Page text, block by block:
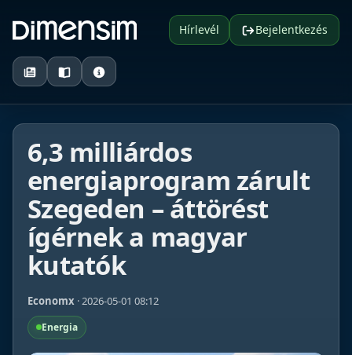
Hírlevél Bejelentkezés
6,3 milliárdos
energiaprogram zárult
Szegeden – áttörést
ígérnek a magyar
kutatók
Economx · 2026-05-01 08:12
Energia